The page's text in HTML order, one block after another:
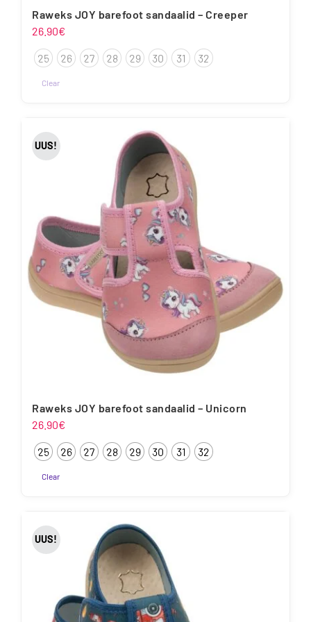
Raweks JOY barefoot sandaalid – Creeper
26.90€
25 26 27 28 29 30 31 32
Clear
on
mitu
teha
tootelehel.
UUS!
Raweks JOY barefoot sandaalid – Unicorn
26.90€
25 26 27 28 29 30 31 32
Clear
on
mitu
UUS!